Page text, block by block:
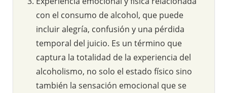
con el consumo de alcohol, que puede
incluir alegría, confusión y una pérdida
temporal del juicio. Es un término que
captura la totalidad de la experiencia del
alcoholismo, no solo el estado físico sino
también la sensación emocional que se